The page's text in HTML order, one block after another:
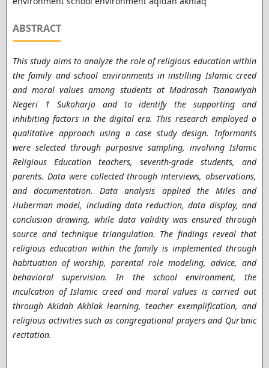
ABSTRACT
This study aims to analyze the role of religious education within
the family and school environments in instilling Islamic creed
and moral values among students at Madrasah Tsanawiyah
Negeri 1 Sukoharjo and to identify the supporting and
inhibiting factors in the digital era. This research employed a
qualitative approach using a case study design. Informants
were selected through purposive sampling, involving Islamic
Religious Education teachers, seventh-grade students, and
parents. Data were collected through interviews, observations,
and documentation. Data analysis applied the Miles and
Huberman model, including data reduction, data display, and
conclusion drawing, while data validity was ensured through
source and technique triangulation. The findings reveal that
religious education within the family is implemented through
habituation of worship, parental role modeling, advice, and
behavioral supervision. In the school environment, the
inculcation of Islamic creed and moral values is carried out
through Akidah Akhlak learning, teacher exemplification, and
religious activities such as congregational prayers and Qur’anic
recitation.